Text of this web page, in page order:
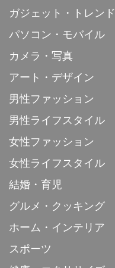
ガジェット・トレンド
パソコン・モバイル
カメラ・写真
アート・デザイン
男性ファッション
男性ライフスタイル
女性ファッション
女性ライフスタイル
結婚・育児
グルメ・クッキング
ホーム・インテリア
スポーツ